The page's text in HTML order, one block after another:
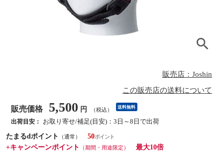
販売店：Joshin
この販売店の送料について
販売価格 5,500 円 （税込） 送料無料
出荷目安：
お取り寄せ/補足(目安)：3日～8日で出荷
たまるdポイント
（通常）
50
+キャンペーンポイント
（期間・用途限定）
最大10倍